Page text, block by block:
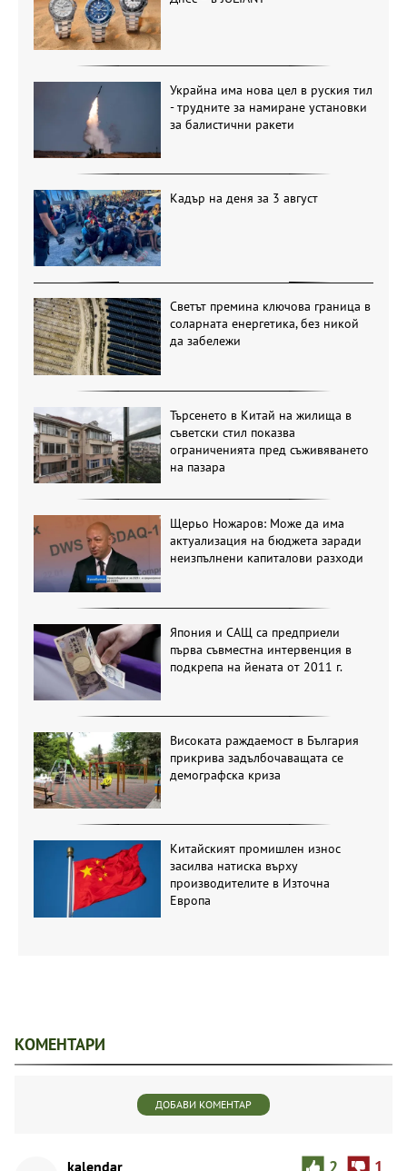
Украйна има нова цел в руския тил
- трудните за намиране установки
за балистични ракети
Кадър на деня за 3 август
Светът премина ключова граница в
соларната енергетика, без никой
да забележи
Търсенето в Китай на жилища в
съветски стил показва
ограниченията пред съживяването
на пазара
Щерьо Ножаров: Може да има
актуализация на бюджета заради
неизпълнени капиталови разходи
Япония и САЩ са предприели
първа съвместна интервенция в
подкрепа на йената от 2011 г.
Високата раждаемост в България
прикрива задълбочаващата се
демографска криза
Китайският промишлен износ
засилва натиска върху
производителите в Източна
Европа
КОМЕНТАРИ
ДОБАВИ КОМЕНТАР
2 1
kalendar